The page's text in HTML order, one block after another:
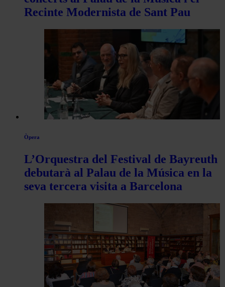
Recinte Modernista de Sant Pau
Òpera
L’Orquestra del Festival de Bayreuth
debutarà al Palau de la Música en la
seva tercera visita a Barcelona